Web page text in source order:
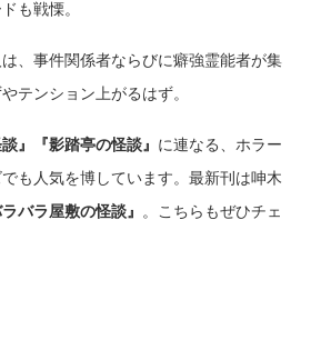
も戦慄。
、事件関係者ならびに癖強霊能者が集
テンション上がるはず。
』『影踏亭の怪談』 に連なる、ホラー
も人気を博しています。最新刊は呻木
ラバラ屋敷の怪談』 。こちらもぜひチェ